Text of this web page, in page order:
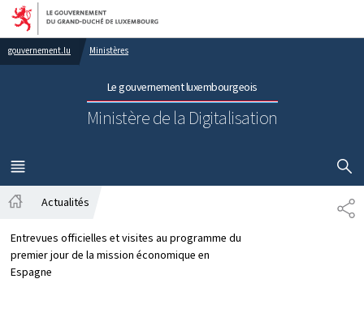
Aller au menu principal
Aller au contenu
gouvernement.lu Ministères
Le gouvernement luxembourgeois
Ministère de la Digitalisation
MENU
PRINCIPAL
Actualités
Entrevues officielles et visites au programme du
premier jour de la mission économique en
Espagne